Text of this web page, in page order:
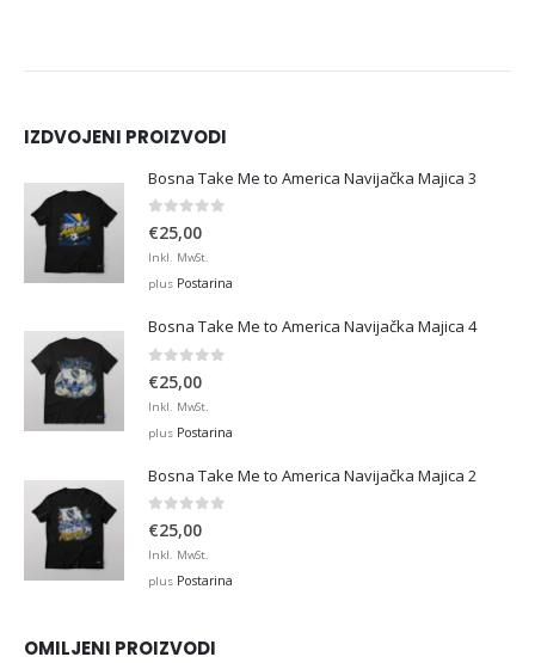
IZDVOJENI PROIZVODI
Bosna Take Me to America Navijačka Majica 3
0 out of 5
€25,00
Inkl. MwSt.
plus Postarina
Bosna Take Me to America Navijačka Majica 4
0 out of 5
€25,00
Inkl. MwSt.
plus Postarina
Bosna Take Me to America Navijačka Majica 2
0 out of 5
€25,00
Inkl. MwSt.
plus Postarina
OMILJENI PROIZVODI